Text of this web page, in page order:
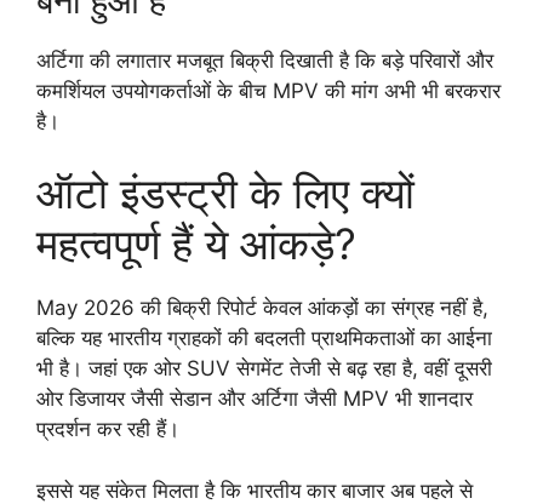
अर्टिगा की लगातार मजबूत बिक्री दिखाती है कि बड़े परिवारों और
कमर्शियल उपयोगकर्ताओं के बीच MPV की मांग अभी भी बरकरार
है।
ऑटो इंडस्ट्री के लिए क्यों
महत्वपूर्ण हैं ये आंकड़े?
May 2026 की बिक्री रिपोर्ट केवल आंकड़ों का संग्रह नहीं है,
बल्कि यह भारतीय ग्राहकों की बदलती प्राथमिकताओं का आईना
भी है। जहां एक ओर SUV सेगमेंट तेजी से बढ़ रहा है, वहीं दूसरी
ओर डिजायर जैसी सेडान और अर्टिगा जैसी MPV भी शानदार
प्रदर्शन कर रही हैं।
इससे यह संकेत मिलता है कि भारतीय कार बाजार अब पहले से